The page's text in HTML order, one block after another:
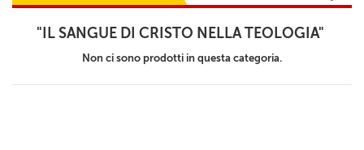
+
VATICANO
CHIESA
+
"IL SANGUE DI CRISTO NELLA TEOLOGIA"
Non ci sono prodotti in questa categoria.